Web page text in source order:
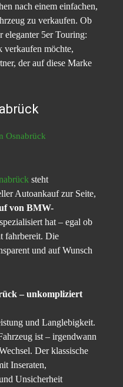
nach einem einfachen,
zu verkaufen. Ob
eleganter 5er Touring:
verkaufen möchte,
der auf diese Marke
steht
Autoankauf zur Seite,
von BMW-
hat – egal ob
fahrbereit. Die
und auf Wunsch
– unkompliziert
und Langlebigkeit.
ist – irgendwann
Der klassische
Inseraten,
Unsicherheit